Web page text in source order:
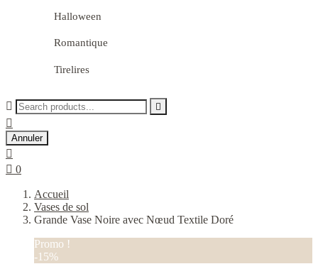
Halloween
Romantique
Tirelires
 

Annuler

 0
Accueil
Vases de sol
Grande Vase Noire avec Nœud Textile Doré
Promo !
-15%